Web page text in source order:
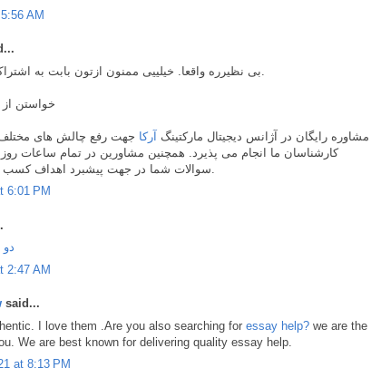
AM
خواستن از
مشاوره رایگان در آژانس دیجیتال مارکتینگ آرکا جهت رفع چالش های
کارشناسان ما انجام می پذیرد. همچنین مشاورین در تمام ساعات
6:01 PM
2:47 AM
said...
I love them .Are you also searching for essay help? we are the
We are best known for delivering quality essay help.
at 8:13 PM